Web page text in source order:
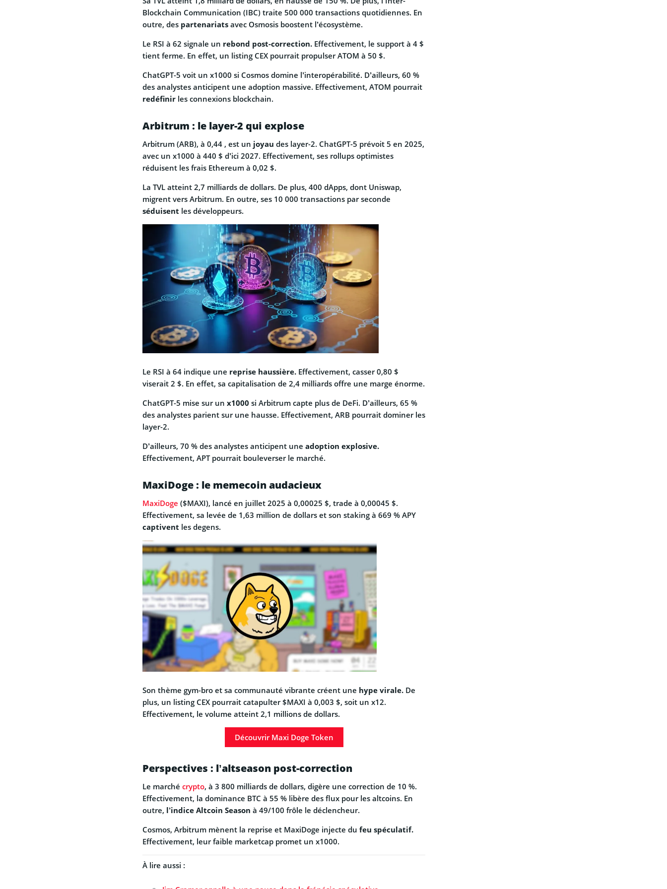
Blockchain Communication (IBC) traite 500 000 transactions quotidiennes. En
outre, des partenariats avec Osmosis boostent l’écosystème.
Le RSI à 62 signale un rebond post-correction. Effectivement, le support à 4 $
tient ferme. En effet, un listing CEX pourrait propulser ATOM à 50 $.
ChatGPT-5 voit un x1000 si Cosmos domine l’interopérabilité. D’ailleurs, 60 %
des analystes anticipent une adoption massive. Effectivement, ATOM pourrait
redéfinir les connexions blockchain.
Arbitrum : le layer-2 qui explose
Arbitrum (ARB), à 0,44 , est un joyau des layer-2. ChatGPT-5 prévoit 5 en 2025,
avec un x1000 à 440 $ d’ici 2027. Effectivement, ses rollups optimistes
réduisent les frais Ethereum à 0,02 $.
La TVL atteint 2,7 milliards de dollars. De plus, 400 dApps, dont Uniswap,
migrent vers Arbitrum. En outre, ses 10 000 transactions par seconde
séduisent les développeurs.
Le RSI à 64 indique une reprise haussière. Effectivement, casser 0,80 $
viserait 2 $. En effet, sa capitalisation de 2,4 milliards offre une marge énorme.
ChatGPT-5 mise sur un x1000 si Arbitrum capte plus de DeFi. D’ailleurs, 65 %
des analystes parient sur une hausse. Effectivement, ARB pourrait dominer les
layer-2.
D’ailleurs, 70 % des analystes anticipent une adoption explosive.
Effectivement, APT pourrait bouleverser le marché.
MaxiDoge : le memecoin audacieux
MaxiDoge ($MAXI), lancé en juillet 2025 à 0,00025 $, trade à 0,00045 $.
Effectivement, sa levée de 1,63 million de dollars et son staking à 669 % APY
captivent les degens.
Son thème gym-bro et sa communauté vibrante créent une hype virale. De
plus, un listing CEX pourrait catapulter $MAXI à 0,003 $, soit un x12.
Effectivement, le volume atteint 2,1 millions de dollars.
Découvrir Maxi Doge Token
Perspectives : l’altseason post-correction
Le marché crypto, à 3 800 milliards de dollars, digère une correction de 10 %.
Effectivement, la dominance BTC à 55 % libère des flux pour les altcoins. En
outre, l’indice Altcoin Season à 49/100 frôle le déclencheur.
Cosmos, Arbitrum mènent la reprise et MaxiDoge injecte du feu spéculatif.
Effectivement, leur faible marketcap promet un x1000.
À lire aussi :